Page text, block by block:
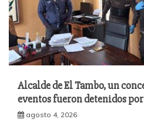
Alcalde de El Tambo, un
eventos fueron detenidos
agosto 4, 2026